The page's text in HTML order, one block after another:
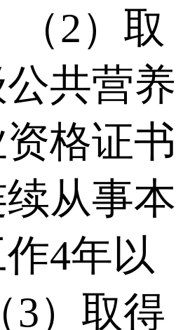
（2）取
共营养
格证书
从事本
4年以
3）取得